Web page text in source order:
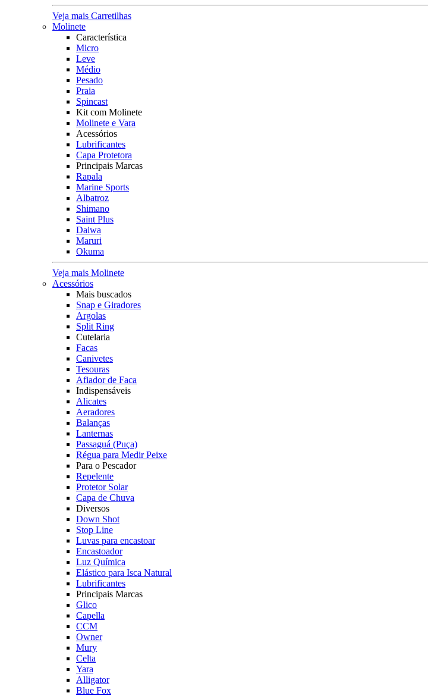
Veja mais Carretilhas
Molinete
Característica
Micro
Leve
Médio
Pesado
Praia
Spincast
Kit com Molinete
Molinete e Vara
Acessórios
Lubrificantes
Capa Protetora
Principais Marcas
Rapala
Marine Sports
Albatroz
Shimano
Saint Plus
Daiwa
Maruri
Okuma
Veja mais Molinete
Acessórios
Mais buscados
Snap e Giradores
Argolas
Split Ring
Cutelaria
Facas
Canivetes
Tesouras
Afiador de Faca
Indispensáveis
Alicates
Aeradores
Balanças
Lanternas
Passaguá (Puça)
Régua para Medir Peixe
Para o Pescador
Repelente
Protetor Solar
Capa de Chuva
Diversos
Down Shot
Stop Line
Luvas para encastoar
Encastoador
Luz Química
Elástico para Isca Natural
Lubrificantes
Principais Marcas
Glico
Capella
CCM
Owner
Mury
Celta
Yara
Alligator
Blue Fox